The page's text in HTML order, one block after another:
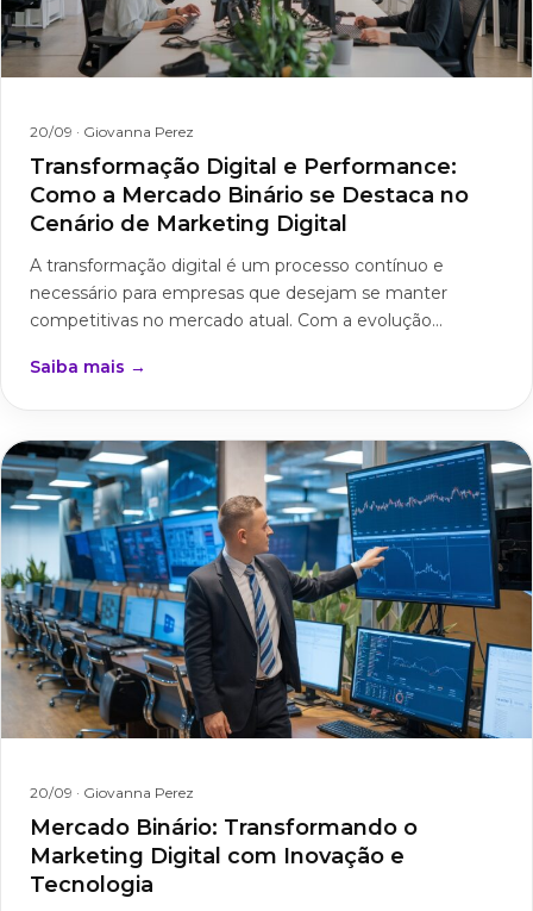
20/09 · Giovanna Perez
Transformação Digital e Performance:
Como a Mercado Binário se Destaca no
Cenário de Marketing Digital
A transformação digital é um processo contínuo e
necessário para empresas que desejam se manter
competitivas no mercado atual. Com a evolução...
Saiba mais →
20/09 · Giovanna Perez
Mercado Binário: Transformando o
Marketing Digital com Inovação e
Tecnologia